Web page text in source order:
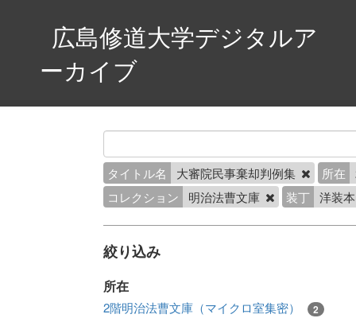
広島修道大学デジタルア
ーカイブ
タイトル名 大審院民事棄却判例集 所在
コレクション
明治法曹文庫 装丁 洋装
絞り込み
所在
2階明治法曹文庫（マイクロ室集密） 2